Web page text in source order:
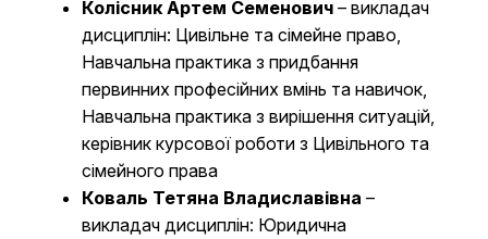
Колісник Артем Семенович– викладач
дисциплін: Цивільне та сімейне право,
Навчальна практика з придбання
первинних професійних вмінь та навичок,
Навчальна практика з вирішення ситуацій,
керівник курсової роботи з Цивільного та
сімейного права
Коваль Тетяна Владиславівна –
викладач дисциплін: Юридична